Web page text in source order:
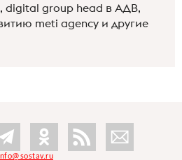
digital group head в АДВ,
meti agency и другие